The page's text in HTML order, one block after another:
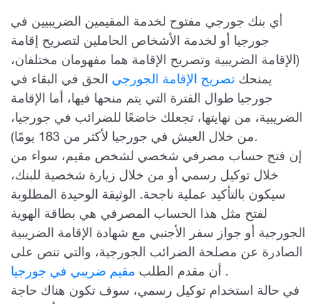
أي بنك جورجي مفتوح لخدمة المقيمين الضريبيين في
جورجيا أو لخدمة الأشخاص الحاملين لتصريح إقامة
(الإقامة الضريبية وتصريح الإقامة هما مفهومان مختلفان،
يمنحك تصريح الإقامة الجورجي الحق في البقاء في
جورجيا طوال الفترة التي يتم منحها فيها، أما الإقامة
الضريبية، من نهايتها، تجعلك خاضعًا للضرائب في جورجيا،
من خلال العيش في جورجيا لأكثر من 183 يومًا).
إن فتح حساب مصرفي شخصي لشخص مقيم، سواء من
خلال توكيل رسمي أو من خلال زيارة شخصية للبنك،
سيكون بالتأكيد عملية ناجحة. الوثيقة الوحيدة المطلوبة
لفتح مثل هذا الحساب المصرفي هي بطاقة الهوية
الجورجية أو جواز سفر الأجنبي مع شهادة الإقامة الضريبية
الصادرة عن مصلحة الضرائب الجورجية، والتي تنص على
أن مقدم الطلب مقيم ضريبي في جورجيا
.
في حالة استخدام توكيل رسمي، سوف تكون هناك حاجة